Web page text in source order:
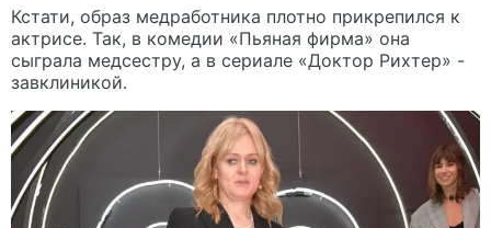
Кстати, образ медработника плотно прикрепился к
актрисе. Так, в комедии «Пьяная фирма» она
сыграла медсестру, а в сериале «Доктор Рихтер» -
завклиникой.